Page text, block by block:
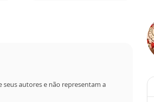
seus autores e não representam a